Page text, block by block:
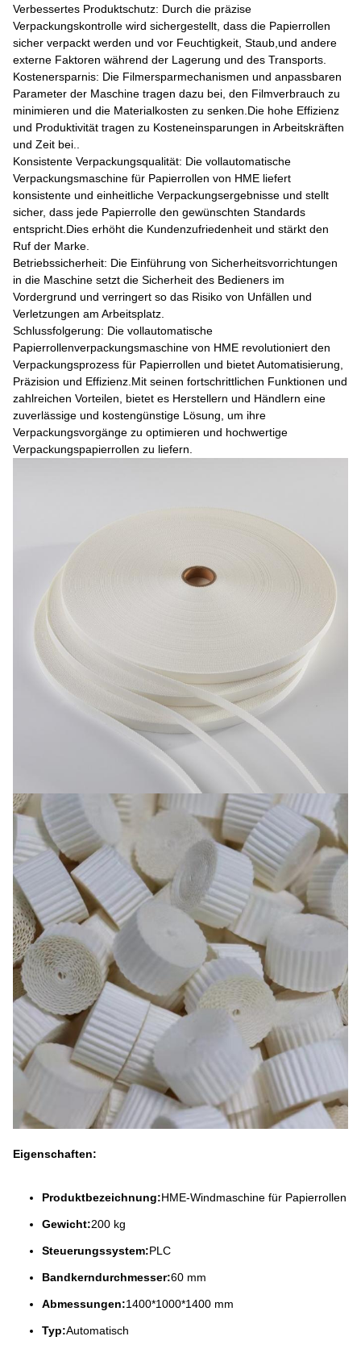
Verbessertes Produktschutz: Durch die präzise
Verpackungskontrolle wird sichergestellt, dass die Papierrollen
sicher verpackt werden und vor Feuchtigkeit, Staub,und andere
externe Faktoren während der Lagerung und des Transports.
Kostenersparnis: Die Filmersparmechanismen und anpassbaren
Parameter der Maschine tragen dazu bei, den Filmverbrauch zu
minimieren und die Materialkosten zu senken.Die hohe Effizienz
und Produktivität tragen zu Kosteneinsparungen in Arbeitskräften
und Zeit bei..
Konsistente Verpackungsqualität: Die vollautomatische
Verpackungsmaschine für Papierrollen von HME liefert
konsistente und einheitliche Verpackungsergebnisse und stellt
sicher, dass jede Papierrolle den gewünschten Standards
entspricht.Dies erhöht die Kundenzufriedenheit und stärkt den
Ruf der Marke.
Betriebssicherheit: Die Einführung von Sicherheitsvorrichtungen
in die Maschine setzt die Sicherheit des Bedieners im
Vordergrund und verringert so das Risiko von Unfällen und
Verletzungen am Arbeitsplatz.
Schlussfolgerung: Die vollautomatische
Papierrollenverpackungsmaschine von HME revolutioniert den
Verpackungsprozess für Papierrollen und bietet Automatisierung,
Präzision und Effizienz.Mit seinen fortschrittlichen Funktionen und
zahlreichen Vorteilen, bietet es Herstellern und Händlern eine
zuverlässige und kostengünstige Lösung, um ihre
Verpackungsvorgänge zu optimieren und hochwertige
Verpackungspapierrollen zu liefern.
Eigenschaften:
Produktbezeichnung:HME-Windmaschine für Papierrollen
Gewicht:200 kg
Steuerungssystem:PLC
Bandkerndurchmesser:60 mm
Abmessungen:1400*1000*1400 mm
Typ:Automatisch